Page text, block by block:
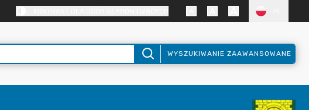
WYSZUKIWANIE ZAAWANSOWANE